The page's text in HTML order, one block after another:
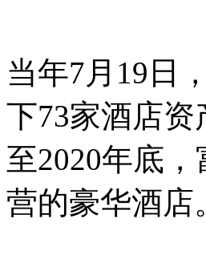
当年7月19日
下73家酒店
至2020年底
营的豪华酒店